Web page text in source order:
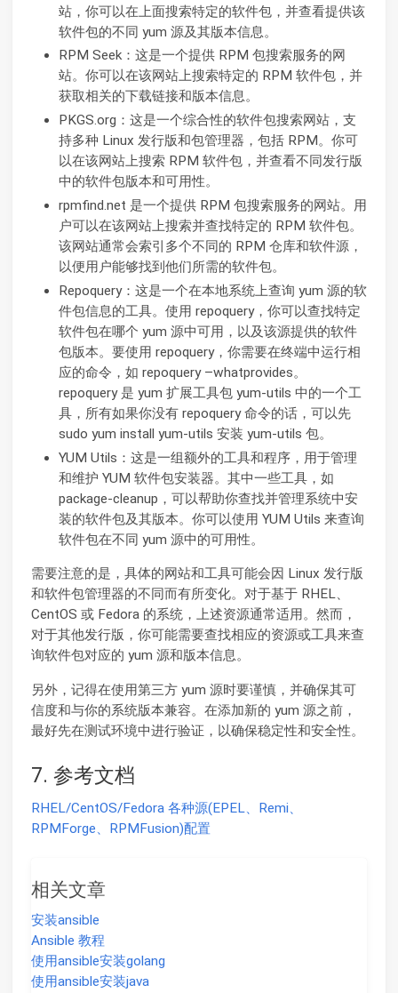
站，你可以在上面搜索特定的软件包，并查看提供该
软件包的不同 yum 源及其版本信息。
RPM Seek：这是一个提供 RPM 包搜索服务的网
站。你可以在该网站上搜索特定的 RPM 软件包，并
获取相关的下载链接和版本信息。
PKGS.org：这是一个综合性的软件包搜索网站，支
持多种 Linux 发行版和包管理器，包括 RPM。你可
以在该网站上搜索 RPM 软件包，并查看不同发行版
中的软件包版本和可用性。
rpmfind.net 是一个提供 RPM 包搜索服务的网站。用
户可以在该网站上搜索并查找特定的 RPM 软件包。
该网站通常会索引多个不同的 RPM 仓库和软件源，
以便用户能够找到他们所需的软件包。
Repoquery：这是一个在本地系统上查询 yum 源的软
件包信息的工具。使用 repoquery，你可以查找特定
软件包在哪个 yum 源中可用，以及该源提供的软件
包版本。要使用 repoquery，你需要在终端中运行相
应的命令，如 repoquery –whatprovides。
repoquery 是 yum 扩展工具包 yum-utils 中的一个工
具，所有如果你没有 repoquery 命令的话，可以先
sudo yum install yum-utils 安装 yum-utils 包。
YUM Utils：这是一组额外的工具和程序，用于管理
和维护 YUM 软件包安装器。其中一些工具，如
package-cleanup，可以帮助你查找并管理系统中安
装的软件包及其版本。你可以使用 YUM Utils 来查询
软件包在不同 yum 源中的可用性。
需要注意的是，具体的网站和工具可能会因 Linux 发行版
和软件包管理器的不同而有所变化。对于基于 RHEL、
CentOS 或 Fedora 的系统，上述资源通常适用。然而，
对于其他发行版，你可能需要查找相应的资源或工具来查
询软件包对应的 yum 源和版本信息。
另外，记得在使用第三方 yum 源时要谨慎，并确保其可
信度和与你的系统版本兼容。在添加新的 yum 源之前，
最好先在测试环境中进行验证，以确保稳定性和安全性。
7. 参考文档
RHEL/CentOS/Fedora 各种源(EPEL、Remi、
RPMForge、RPMFusion)配置
相关文章
安装ansible
Ansible 教程
使用ansible安装golang
使用ansible安装java